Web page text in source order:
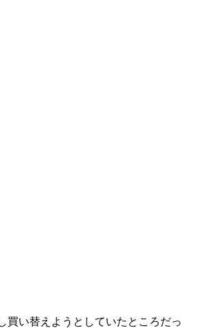
買い替えようとしていたところだっ